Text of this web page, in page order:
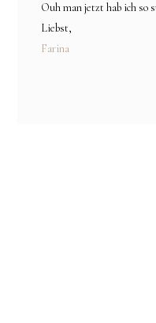
Ouh man jetzt hab ich so
Liebst,
Farina